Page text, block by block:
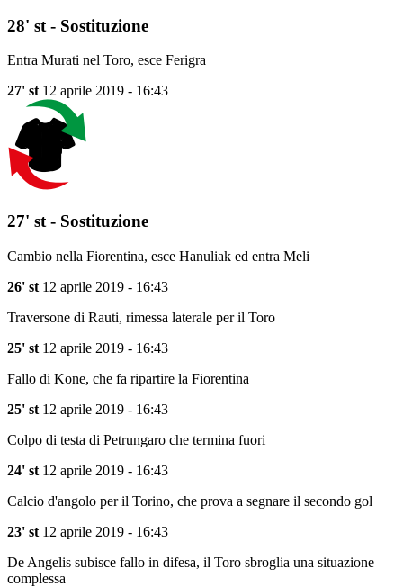
28' st - Sostituzione
Entra Murati nel Toro, esce Ferigra
27' st 12 aprile 2019 - 16:43
27' st - Sostituzione
Cambio nella Fiorentina, esce Hanuliak ed entra Meli
26' st 12 aprile 2019 - 16:43
Traversone di Rauti, rimessa laterale per il Toro
25' st 12 aprile 2019 - 16:43
Fallo di Kone, che fa ripartire la Fiorentina
25' st 12 aprile 2019 - 16:43
Colpo di testa di Petrungaro che termina fuori
24' st 12 aprile 2019 - 16:43
Calcio d'angolo per il Torino, che prova a segnare il secondo gol
23' st 12 aprile 2019 - 16:43
De Angelis subisce fallo in difesa, il Toro sbroglia una situazione
complessa